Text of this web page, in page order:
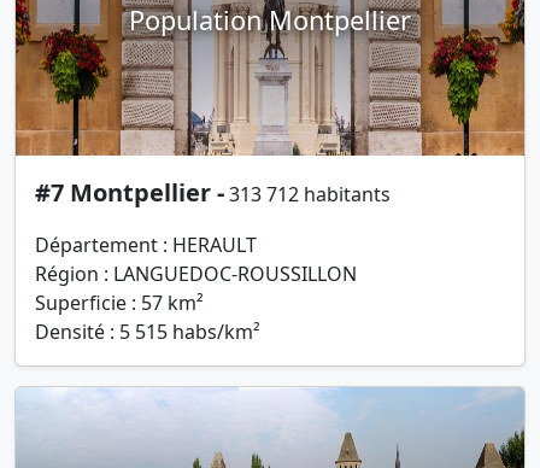
Population Montpellier
#7 Montpellier -313 712 habitants
Département : HERAULT
Région : LANGUEDOC-ROUSSILLON
Superficie : 57 km²
Densité : 5 515 habs/km²